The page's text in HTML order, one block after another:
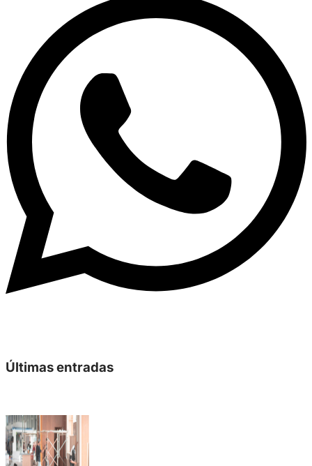
Últimas entradas